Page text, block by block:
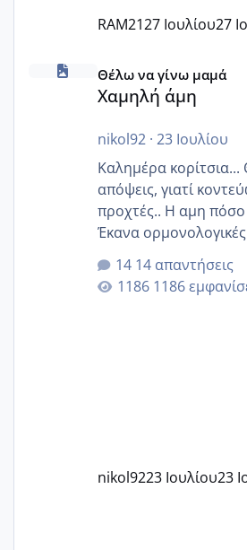
RAM2127 Ιουλίου27
Χαμηλή άμη
Θέλω να γίνω μαμά
Χαμηλή άμη
nikol92· 23 Ιουλίου
Καλημέρα κορίτσια...
απόψεις, γιατί κοντεύω να τρελαθώ από
προχτές.. Η αμη πόσο
Έκανα
για την ηλικία μου..
εγκυμοσύνη, που
στην 27η εβδομάδα
14 απαντήσεις
1186
nikol9223 Ιουλίου23